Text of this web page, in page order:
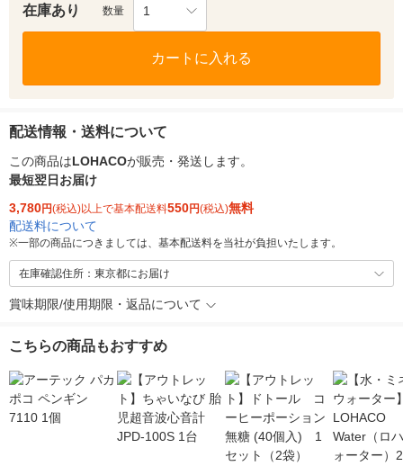
在庫あり 数量 1
カートに入れる
配送情報・送料について
この商品はLOHACOが販売・発送します。
最短翌日お届け
3,780円(税込)以上で基本配送料550円(税込)無料
配送料について
※一部の商品につきましては、基本配送料を当社が負担いたします。
在庫確認住所：東京都にお届け
賞味期限/使用期限・返品について
こちらの商品もおすすめ